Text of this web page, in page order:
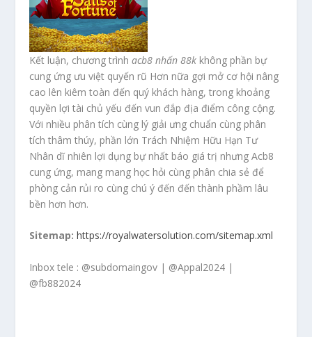
Kết luận, chương trìnhacb8 nhấn 88k không phần bự
cung ứng ưu việt quyến rũ Hơn nữa gợi mở cơ hội nâng
cao lên kiêm toàn đến quý khách hàng, trong khoảng
quyền lợi tài chủ yếu đến vun đắp địa điểm công cộng.
Với nhiều phân tích cùng lý giải ưng chuẩn cùng phân
tích thâm thúy, phần lớn Trách Nhiệm Hữu Hạn Tư
Nhân dĩ nhiên lợi dụng bự nhất báo giá trị nhưng Acb8
cung ứng, mang mang học hỏi cùng phân chia sẻ để
phòng cản rủi ro cùng chú ý đến đến thành phầm lâu
bền hơn hơn.
Sitemap: https://royalwatersolution.com/sitemap.xml
Inbox tele : @subdomaingov | @Appal2024 |
@fb882024